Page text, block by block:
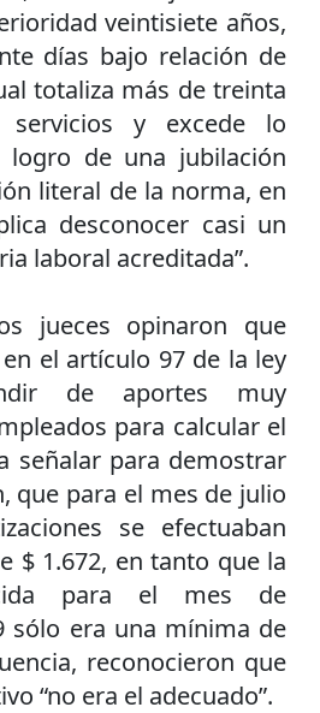
veintisiete años,
días bajo relación de
totaliza más de treinta
y excede lo
logro de una jubilación
literal de la norma, en
desconocer casi un
laboral acreditada”.
jueces opinaron que
el artículo 97 de la ley
de aportes muy
para calcular el
señalar para demostrar
que para el mes de julio
se efectuaban
$ 1.672, en tanto que la
para el mes de
sólo era una mínima de
reconocieron que
“no era el adecuado”.